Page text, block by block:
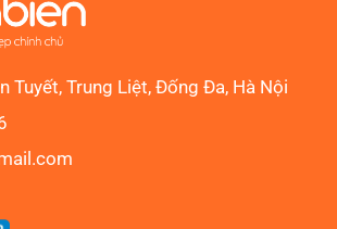
Tuyết, Trung Liệt, Đống Đa, Hà Nội